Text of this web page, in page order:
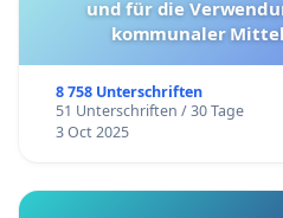
und für die
kommunaler
8 758 Unterschriften
51 Unterschriften / 30 Tage
3 Oct 2025